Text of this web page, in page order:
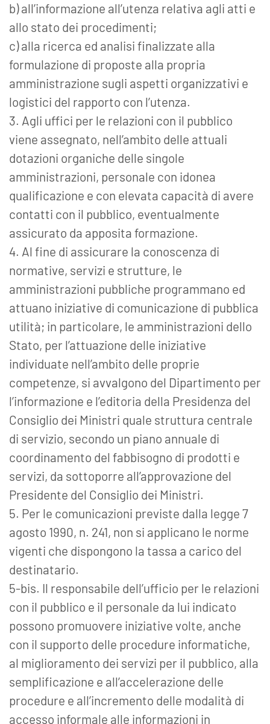
b) all’informazione all’utenza relativa agli atti e
allo stato dei procedimenti;
c) alla ricerca ed analisi finalizzate alla
formulazione di proposte alla propria
amministrazione sugli aspetti organizzativi e
logistici del rapporto con l’utenza.
3. Agli uffici per le relazioni con il pubblico
viene assegnato, nell’ambito delle attuali
dotazioni organiche delle singole
amministrazioni, personale con idonea
qualificazione e con elevata capacità di avere
contatti con il pubblico, eventualmente
assicurato da apposita formazione.
4. Al fine di assicurare la conoscenza di
normative, servizi e strutture, le
amministrazioni pubbliche programmano ed
attuano iniziative di comunicazione di pubblica
utilità; in particolare, le amministrazioni dello
Stato, per l’attuazione delle iniziative
individuate nell’ambito delle proprie
competenze, si avvalgono del Dipartimento per
l’informazione e l’editoria della Presidenza del
Consiglio dei Ministri quale struttura centrale
di servizio, secondo un piano annuale di
coordinamento del fabbisogno di prodotti e
servizi, da sottoporre all’approvazione del
Presidente del Consiglio dei Ministri.
5. Per le comunicazioni previste dalla legge 7
agosto 1990, n. 241, non si applicano le norme
vigenti che dispongono la tassa a carico del
destinatario.
5-bis. Il responsabile dell’ufficio per le relazioni
con il pubblico e il personale da lui indicato
possono promuovere iniziative volte, anche
con il supporto delle procedure informatiche,
al miglioramento dei servizi per il pubblico, alla
semplificazione e all’accelerazione delle
procedure e all’incremento delle modalità di
accesso informale alle informazioni in